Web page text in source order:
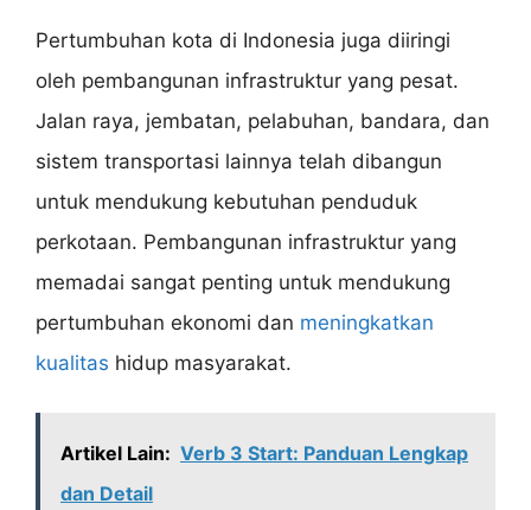
Pertumbuhan kota di Indonesia juga diiringi
oleh pembangunan infrastruktur yang pesat.
Jalan raya, jembatan, pelabuhan, bandara, dan
sistem transportasi lainnya telah dibangun
untuk mendukung kebutuhan penduduk
perkotaan. Pembangunan infrastruktur yang
memadai sangat penting untuk mendukung
pertumbuhan ekonomi dan meningkatkan
kualitas hidup masyarakat.
Artikel Lain: Verb 3 Start: Panduan Lengkap
dan Detail